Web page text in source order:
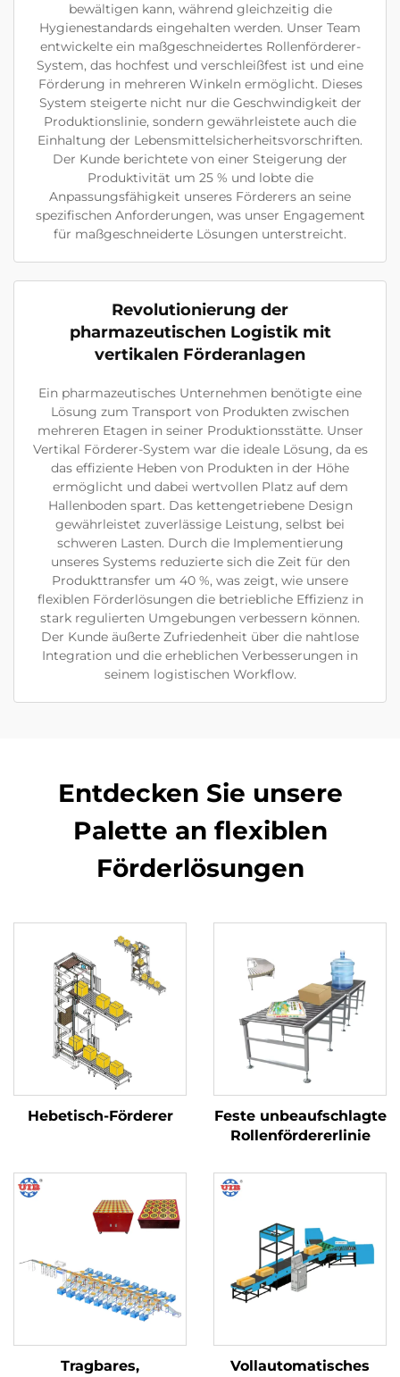
bewältigen kann, während gleichzeitig die
Hygienestandards eingehalten werden. Unser Team
entwickelte ein maßgeschneidertes Rollenförderer-
System, das hochfest und verschleißfest ist und eine
Förderung in mehreren Winkeln ermöglicht. Dieses
System steigerte nicht nur die Geschwindigkeit der
Produktionslinie, sondern gewährleistete auch die
Einhaltung der Lebensmittelsicherheitsvorschriften.
Der Kunde berichtete von einer Steigerung der
Produktivität um 25 % und lobte die
Anpassungsfähigkeit unseres Förderers an seine
spezifischen Anforderungen, was unser Engagement
für maßgeschneiderte Lösungen unterstreicht.
Revolutionierung der
pharmazeutischen Logistik mit
vertikalen Förderanlagen
Ein pharmazeutisches Unternehmen benötigte eine
Lösung zum Transport von Produkten zwischen
mehreren Etagen in seiner Produktionsstätte. Unser
Vertikal Förderer-System war die ideale Lösung, da es
das effiziente Heben von Produkten in der Höhe
ermöglicht und dabei wertvollen Platz auf dem
Hallenboden spart. Das kettengetriebene Design
gewährleistet zuverlässige Leistung, selbst bei
schweren Lasten. Durch die Implementierung
unseres Systems reduzierte sich die Zeit für den
Produkttransfer um 40 %, was zeigt, wie unsere
flexiblen Förderlösungen die betriebliche Effizienz in
stark regulierten Umgebungen verbessern können.
Der Kunde äußerte Zufriedenheit über die nahtlose
Integration und die erheblichen Verbesserungen in
seinem logistischen Workflow.
Entdecken Sie unsere
Palette an flexiblen
Förderlösungen
Hebetisch-Förderer
Feste unbeaufschlagte
Rollenfördererlinie
Tragbares, Vollautomatisches